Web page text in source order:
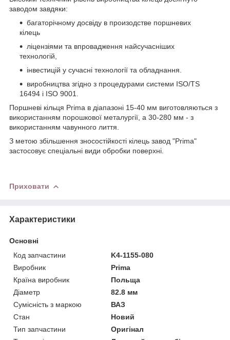
заводом завдяки:
багаторічному досвіду в произодстве поршневих
кілець
ліцензіями та впровадження найсучасніших
технологій,
інвестицій у сучасні технології та обладнання.
виробництва згідно з процедурами системи ISO/TS
16494 і ISO 9001.
Поршневі кільця Prima в діапазоні 15-40 мм виготовляються з
використанням порошкової металургії, а 30-280 мм - з
використанням чавунного лиття.
З метою збільшення зносостійкості кілець завод "Prima"
застосовує спеціальні види обробки поверхні.
Приховати
Характеристики
Основні
Код запчастини
K4-1155-080
Виробник
Prima
Країна виробник
Польща
Діаметр
82.8 мм
Сумісність з маркою
ВАЗ
Стан
Новий
Тип запчастини
Оригінал